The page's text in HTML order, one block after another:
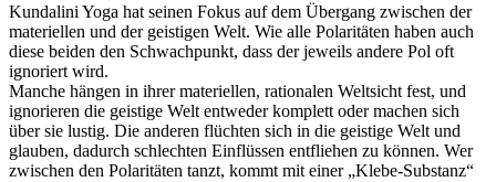
Kundalini Yoga hat seinen Fokus auf dem Übergang zwischen der
materiellen und der geistigen Welt. Wie alle Polaritäten haben auch
diese beiden den Schwachpunkt, dass der jeweils andere Pol oft
ignoriert wird.
Manche hängen in ihrer materiellen, rationalen Weltsicht fest, und
ignorieren die geistige Welt entweder komplett oder machen sich
über sie lustig. Die anderen flüchten sich in die geistige Welt und
glauben, dadurch schlechten Einflüssen entfliehen zu können. Wer
zwischen den Polaritäten tanzt, kommt mit einer „Klebe-Substanz“